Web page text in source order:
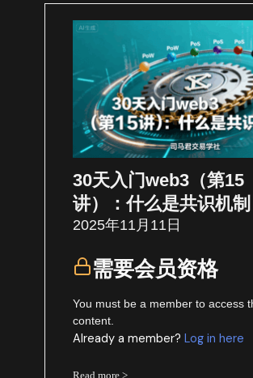
30天入门web3（第15
讲）：什么是共识机制
2025年11月11日
需要会员资格
You must be a member to access
content.
Already a member?Log in here
Read more >